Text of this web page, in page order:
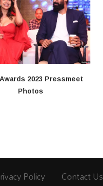
2023 Pressmeet
Photos
Policy Contact Us